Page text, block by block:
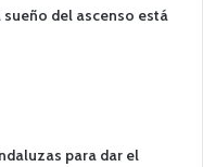
sueño del ascenso está
para dar el